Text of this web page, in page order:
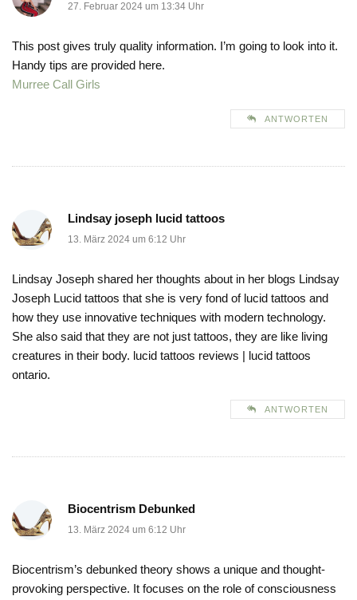
27. Februar 2024 um 13:34 Uhr
This post gives truly quality information. I’m going to look into it.
Handy tips are provided here.
Murree Call Girls
ANTWORTEN
Lindsay joseph lucid tattoos
13. März 2024 um 6:12 Uhr
Lindsay Joseph shared her thoughts about in her blogs Lindsay
Joseph Lucid tattoos that she is very fond of lucid tattoos and
how they use innovative techniques with modern technology.
She also said that they are not just tattoos, they are like living
creatures in their body. lucid tattoos reviews | lucid tattoos
ontario.
ANTWORTEN
Biocentrism Debunked
13. März 2024 um 6:12 Uhr
Biocentrism’s debunked theory shows a unique and thought-
provoking perspective. It focuses on the role of consciousness